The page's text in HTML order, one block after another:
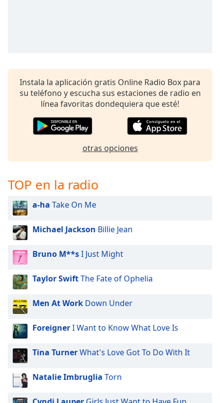
Instala la aplicación gratis Online Radio Box para
su teléfono y escucha sus estaciones de radio en
línea favoritas dondequiera que esté!
otras opciones
TOP en la radio
a-ha Take On Me
Michael Jackson Billie Jean
Bruno M**sI Just Might
Taylor SwiftThe Fate of Ophelia
Men At Work Down Under
ForeignerI Want to Know What Love Is
Tina TurnerWhat's Love Got To Do With It
Natalie Imbruglia Torn